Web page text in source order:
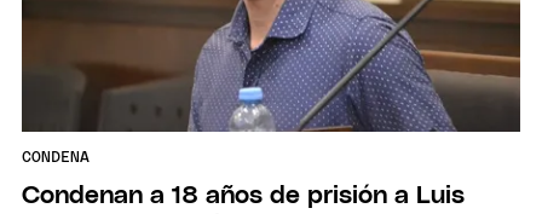
CONDENA
Condenan a 18 años de prisión a Luis